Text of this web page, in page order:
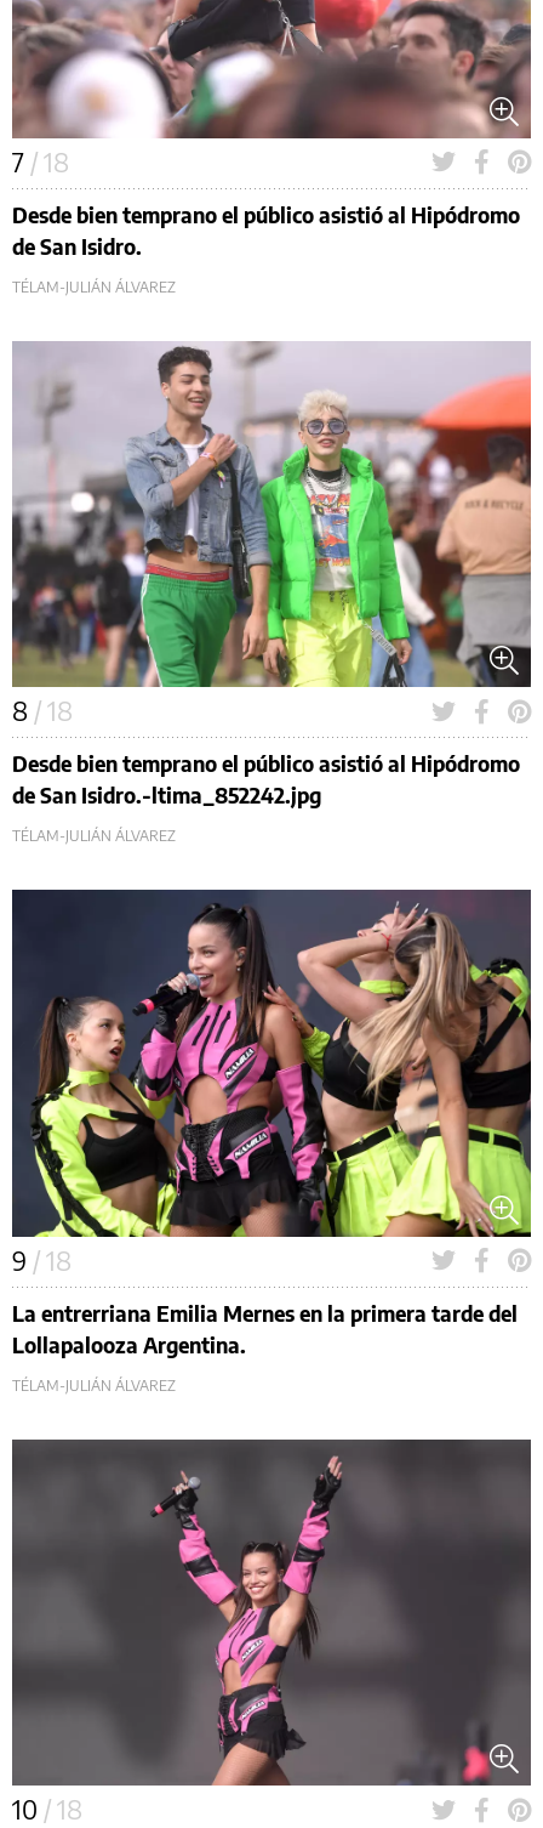
7 / 18
Desde bien temprano el público asistió al Hipódromo
de San Isidro.
TÉLAM-JULIÁN ÁLVAREZ
8 / 18
Desde bien temprano el público asistió al Hipódromo
de San Isidro.-ltima_852242.jpg
TÉLAM-JULIÁN ÁLVAREZ
9 / 18
La entrerriana Emilia Mernes en la primera tarde del
Lollapalooza Argentina.
TÉLAM-JULIÁN ÁLVAREZ
10 / 18